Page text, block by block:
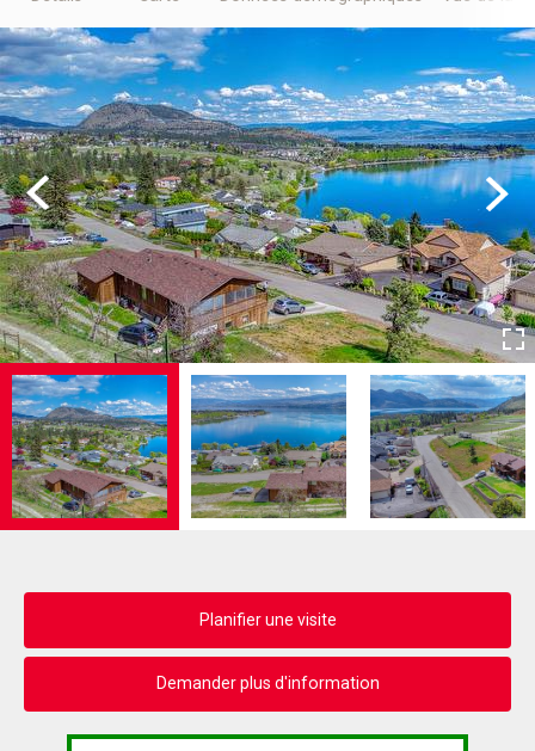
Previous Next
Planifier une visite
Demander plus d'information